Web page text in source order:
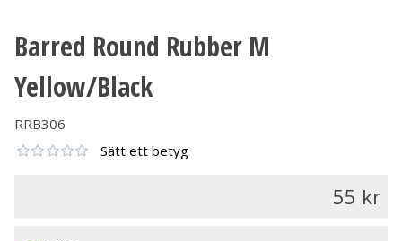
Barred Round Rubber M
Yellow/Black
RRB306
Sätt ett betyg
55